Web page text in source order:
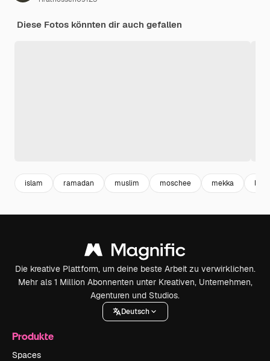
Diese Fotos könnten dir auch gefallen
islam ramadan muslim moschee mekka
Die kreative Plattform, um deine beste Arbeit zu verwirklichen.
Mehr als 1 Million Abonnenten unter Kreativen, Unternehmen,
Agenturen und Studios.
Deutsch
Produkte
Spaces